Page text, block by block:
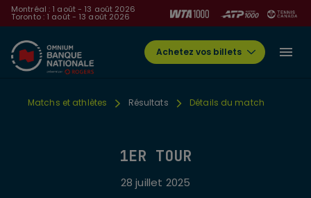
Montréal : 1 août - 13 août 2026
Toronto : 1 août - 13 août 2026
Achetez vos billets
Matchs et athlètes Résultats Détails du match
1ER TOUR
28 juillet 2025